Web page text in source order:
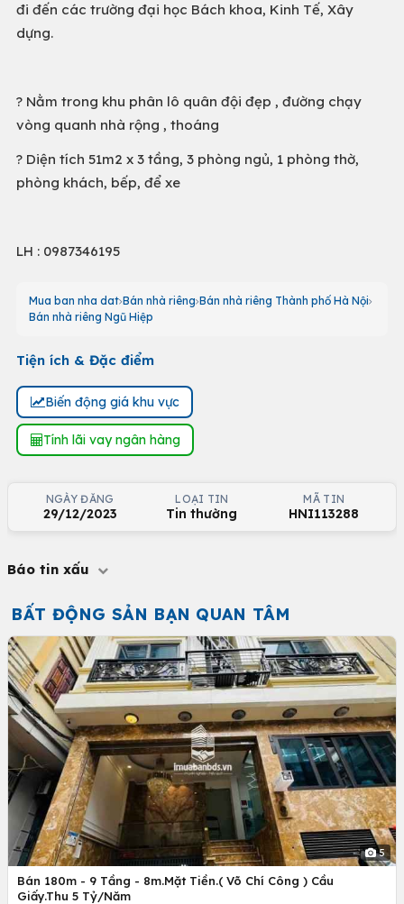
đi đến các trường đại học Bách khoa, Kinh Tế, Xây
dựng.
? Nằm trong khu phân lô quân đội đẹp , đường chạy
vòng quanh nhà rộng , thoáng
? Diện tích 51m2 x 3 tầng, 3 phòng ngủ, 1 phòng thờ,
phòng khách, bếp, để xe
LH : 0987346195
Mua ban nha dat Bán nhà riêng Bán nhà riêng Thành phố Hà Nội
Bán nhà riêng Ngũ Hiệp
Tiện ích & Đặc điểm
Biến động giá khu vực
Tính lãi vay ngân hàng
NGÀY ĐĂNG
29/12/2023
LOẠI TIN
Tin thường
MÃ TIN
HNI113288
Báo tin xấu
BẤT ĐỘNG SẢN BẠN QUAN TÂM
5
Bán 180m - 9 Tầng - 8m.Mặt Tiền.( Võ Chí Công ) Cầu
Giấy.Thu 5 Tỷ/Năm